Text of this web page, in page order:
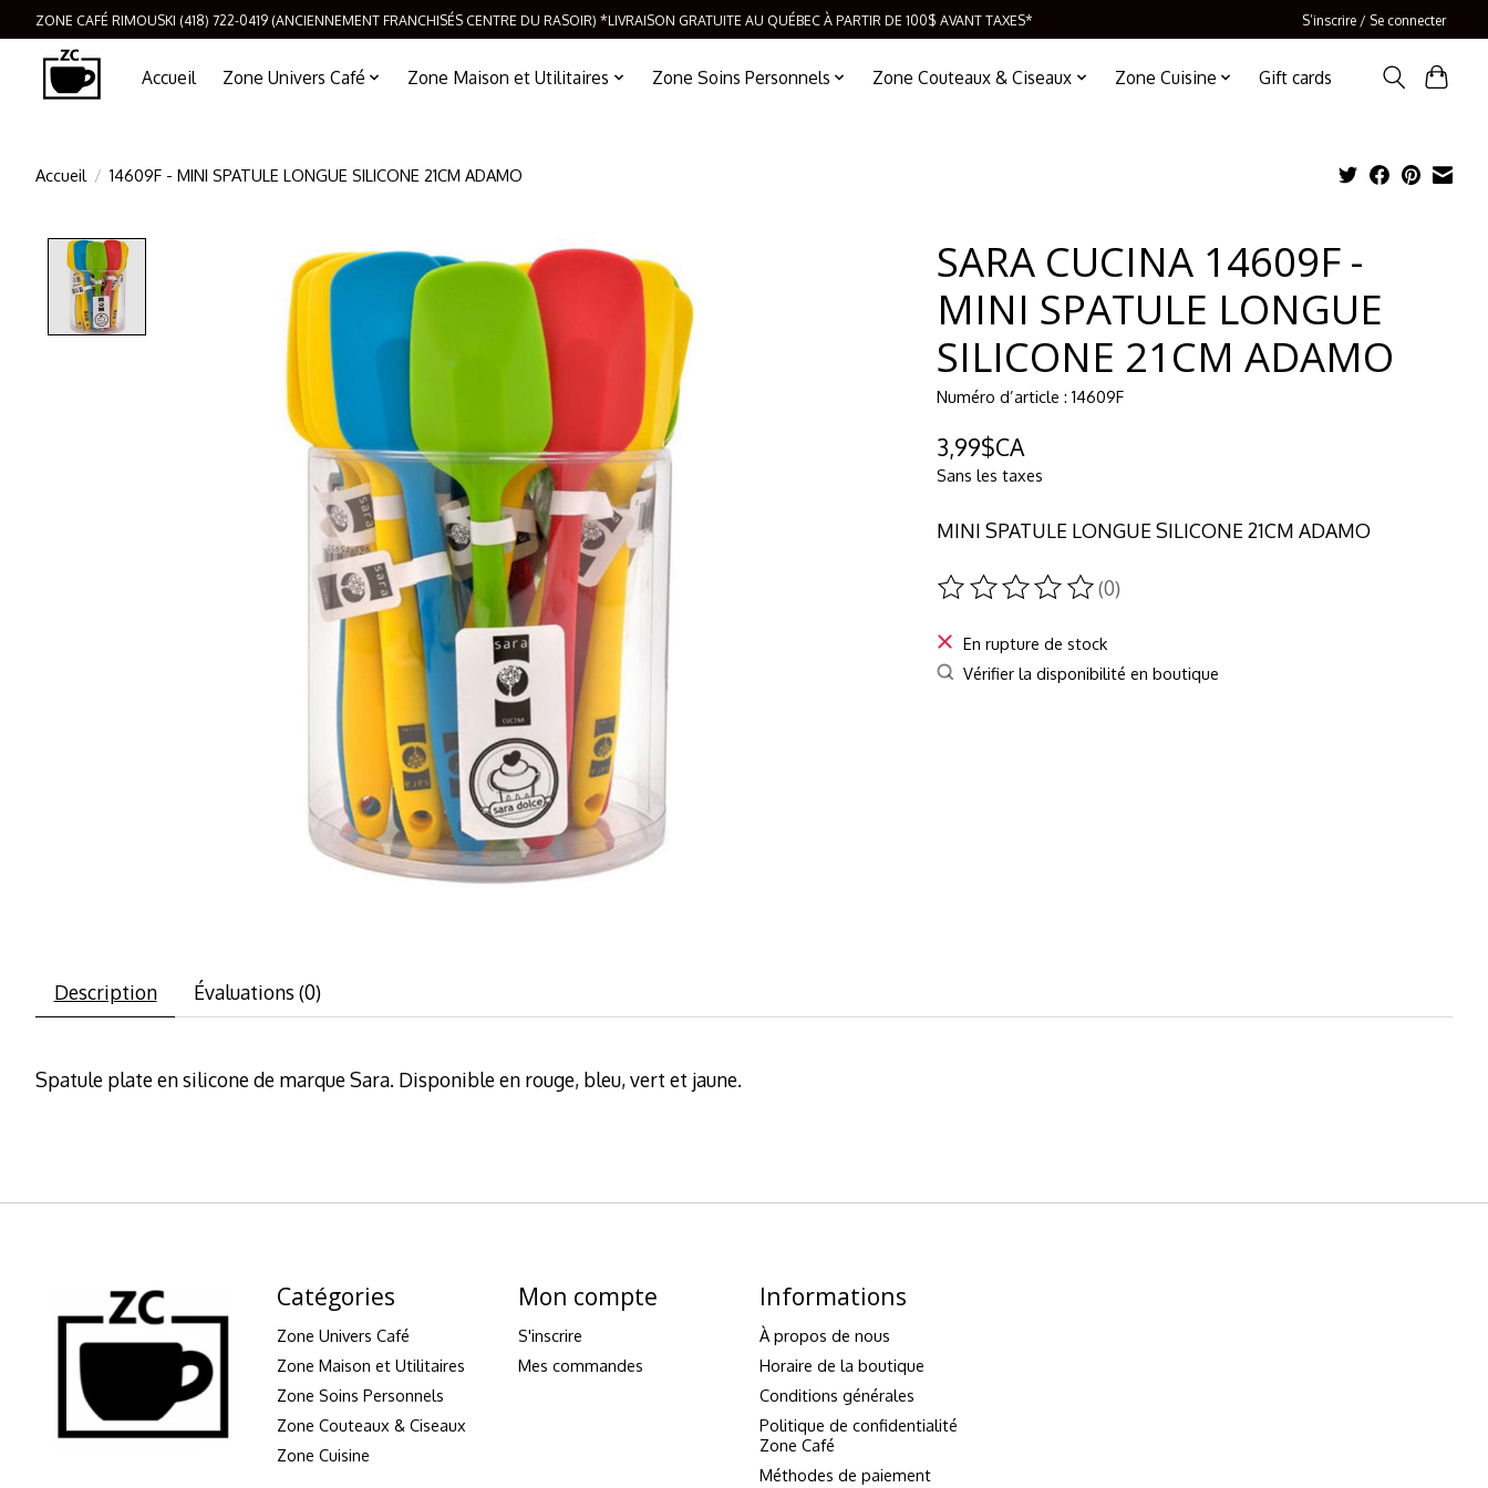
ZONE CAFÉ RIMOUSKI (418) 722-0419 (ANCIENNEMENT FRANCHISÉS CENTRE DU RASOIR) *LIVRAISON GRATUITE AU QUÉBEC À PARTIR DE 100$ AVANT TAXES* S’inscrire / Se connecter
Accueil Zone Univers Café Zone Maison et Utilitaires Zone Soins Personnels Zone Couteaux & Ciseaux Zone Cuisine Gift cards
Accueil / 14609F - MINI SPATULE LONGUE SILICONE 21CM ADAMO
Product image slideshow Items
SARA CUCINA 14609F -
MINI SPATULE LONGUE
SILICONE 21CM ADAMO
Numéro d’article : 14609F
3,99$CA
Sans les taxes
MINI SPATULE LONGUE SILICONE 21CM ADAMO
Ce produit est évalué à
(0)
En rupture de stock
Vérifier la disponibilité en boutique
Description Évaluations (0)
Spatule plate en silicone de marque Sara. Disponible en rouge, bleu, vert et jaune.
Catégories
Zone Univers Café
Zone Maison et Utilitaires
Zone Soins Personnels
Zone Couteaux & Ciseaux
Zone Cuisine
Mon compte
S'inscrire
Mes commandes
Informations
À propos de nous
Horaire de la boutique
Conditions générales
Politique de confidentialité
Zone Café
Méthodes de paiement